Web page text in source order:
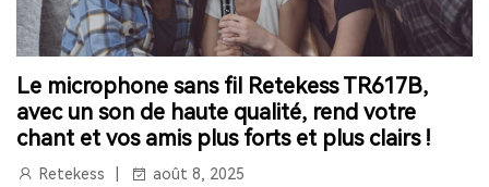
Le microphone sans fil Retekess TR617B,
avec un son de haute qualité, rend votre
chant et vos amis plus forts et plus clairs !
Retekess août 8, 2025
SYSTÈME DE GUIDE TOURISTIQUE BIDIRECTIONNEL
CASQUES DE COMMUNICATION POUR COACHS
SYSTÈME AUDIOGUIDE SYSTÈME DE VISITE AUDIO GUIDE
SYSTÈME DE VISITE GUIDÉE